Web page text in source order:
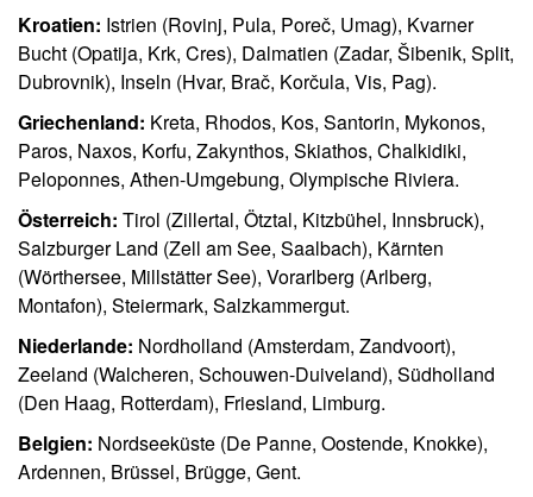
Kroatien: Istrien (Rovinj, Pula, Poreč, Umag), Kvarner
Bucht (Opatija, Krk, Cres), Dalmatien (Zadar, Šibenik, Split,
Dubrovnik), Inseln (Hvar, Brač, Korčula, Vis, Pag).
Griechenland: Kreta, Rhodos, Kos, Santorin, Mykonos,
Paros, Naxos, Korfu, Zakynthos, Skiathos, Chalkidiki,
Peloponnes, Athen-Umgebung, Olympische Riviera.
Österreich: Tirol (Zillertal, Ötztal, Kitzbühel, Innsbruck),
Salzburger Land (Zell am See, Saalbach), Kärnten
(Wörthersee, Millstätter See), Vorarlberg (Arlberg,
Montafon), Steiermark, Salzkammergut.
Niederlande: Nordholland (Amsterdam, Zandvoort),
Zeeland (Walcheren, Schouwen-Duiveland), Südholland
(Den Haag, Rotterdam), Friesland, Limburg.
Belgien: Nordseeküste (De Panne, Oostende, Knokke),
Ardennen, Brüssel, Brügge, Gent.